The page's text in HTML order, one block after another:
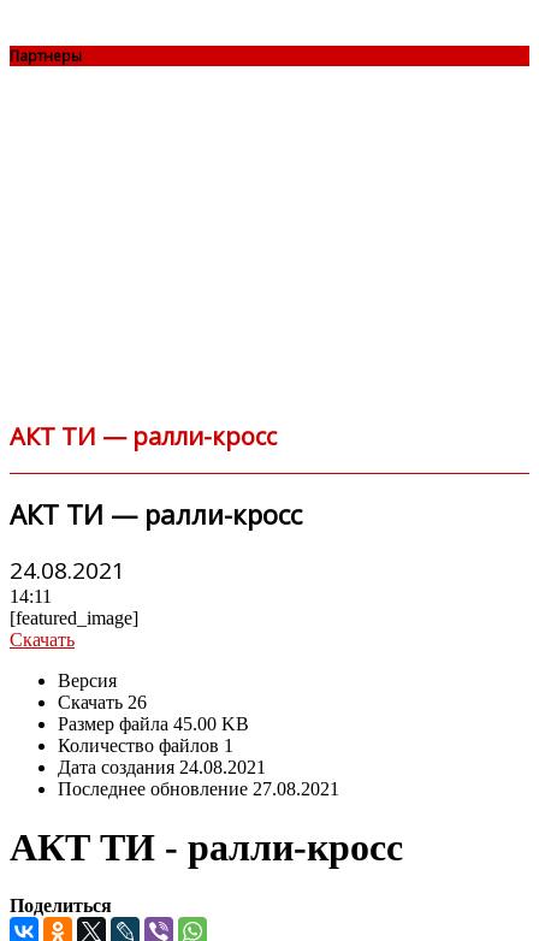
Партнеры
АКТ ТИ — ралли-кросс
АКТ ТИ — ралли-кросс
24.08.2021
14:11
[featured_image]
Скачать
Версия
Скачать 26
Размер файла 45.00 KB
Количество файлов 1
Дата создания 24.08.2021
Последнее обновление 27.08.2021
АКТ ТИ - ралли-кросс
Поделиться